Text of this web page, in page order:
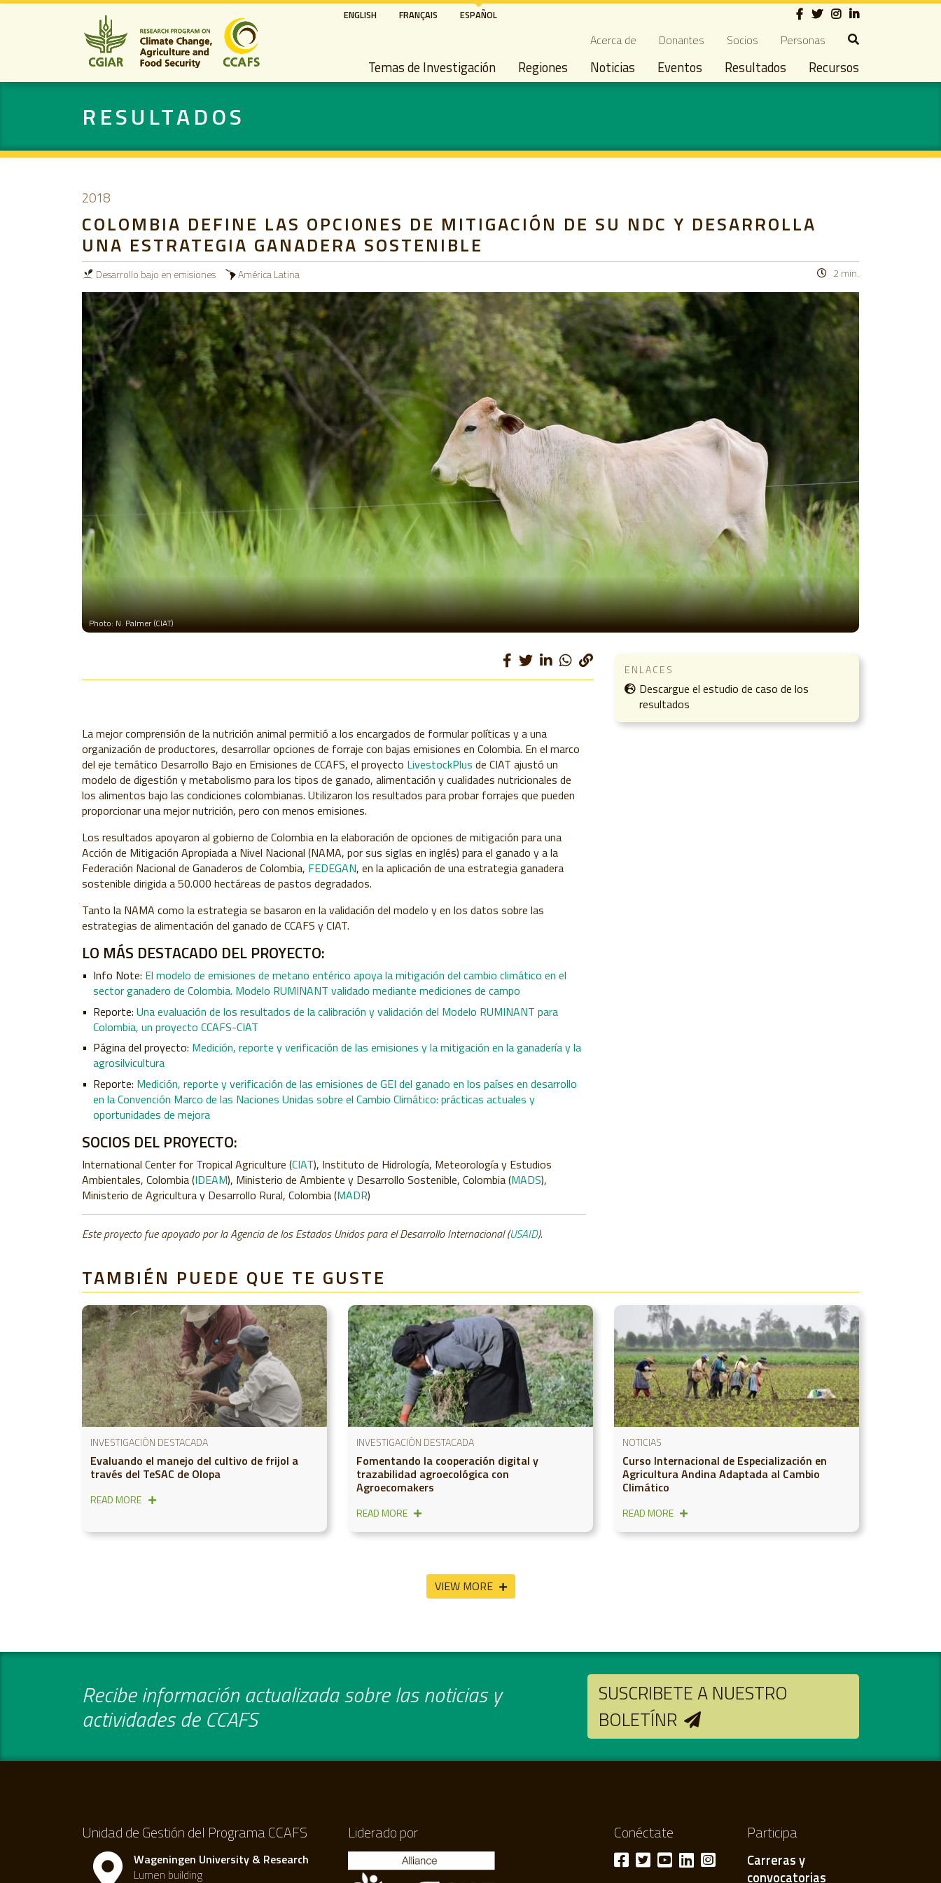
Pasar
principal
ENGLISH FRANÇAIS ESPAÑOL Social
Secondary navigation
Acerca de Donantes Socios Personas
Main navigation
Temas de Investigación Regiones Noticias Eventos Resultados Recursos
RESULTADOS
2018
COLOMBIA DEFINE LAS OPCIONES DE MITIGACIÓN DE SU NDC Y DESARROLLA
UNA ESTRATEGIA GANADERA SOSTENIBLE
Desarrollo bajo en emisiones América Latina 2 min.
Photo: N. Palmer (CIAT)
La mejor comprensión de la nutrición animal permitió a los encargados de formular políticas y a una
organización de productores, desarrollar opciones de forraje con bajas emisiones en Colombia. En el marco
del eje temático Desarrollo Bajo en Emisiones de CCAFS, el proyecto LivestockPlus de CIAT ajustó un
modelo de digestión y metabolismo para los tipos de ganado, alimentación y cualidades nutricionales de
los alimentos bajo las condiciones colombianas. Utilizaron los resultados para probar forrajes que pueden
proporcionar una mejor nutrición, pero con menos emisiones.
Los resultados apoyaron al gobierno de Colombia en la elaboración de opciones de mitigación para una
Acción de Mitigación Apropiada a Nivel Nacional (NAMA, por sus siglas en inglés) para el ganado y a la
Federación Nacional de Ganaderos de Colombia, FEDEGAN, en la aplicación de una estrategia ganadera
sostenible dirigida a 50.000 hectáreas de pastos degradados.
Tanto la NAMA como la estrategia se basaron en la validación del modelo y en los datos sobre las
estrategias de alimentación del ganado de CCAFS y CIAT.
LO MÁS DESTACADO DEL PROYECTO:
Info Note: El modelo de emisiones de metano entérico apoya la mitigación del cambio climático en el
sector ganadero de Colombia. Modelo RUMINANT validado mediante mediciones de campo
Reporte: Una evaluación de los resultados de la calibración y validación del Modelo RUMINANT para
Colombia, un proyecto CCAFS-CIAT
Página del proyecto: Medición, reporte y verificación de las emisiones y la mitigación en la ganadería y la
agrosilvicultura
Reporte: Medición, reporte y verificación de las emisiones de GEI del ganado en los países en desarrollo
en la Convención Marco de las Naciones Unidas sobre el Cambio Climático: prácticas actuales y
oportunidades de mejora
SOCIOS DEL PROYECTO:
International Center for Tropical Agriculture (CIAT), Instituto de Hidrología, Meteorología y Estudios
Ambientales, Colombia (IDEAM), Ministerio de Ambiente y Desarrollo Sostenible, Colombia (MADS),
Ministerio de Agricultura y Desarrollo Rural, Colombia (MADR)
Este proyecto fue apoyado por la Agencia de los Estados Unidos para el Desarrollo Internacional (USAID).
ENLACES
Descargue el estudio de caso de los
resultados
TAMBIÉN PUEDE QUE TE GUSTE
INVESTIGACIÓN DESTACADA
Evaluando el manejo del cultivo de frijol a
través del TeSAC de Olopa
READ MORE
INVESTIGACIÓN DESTACADA
Fomentando la cooperación digital y
trazabilidad agroecológica con
Agroecomakers
READ MORE
NOTICIAS
Curso Internacional de Especialización en
Agricultura Andina Adaptada al Cambio
Climático
READ MORE
VIEW MORE
Recibe información actualizada sobre las noticias y
actividades de CCAFS
SUSCRIBETE A NUESTRO
BOLETÍNR
Unidad de Gestión del Programa CCAFS
Wageningen University & Research
Lumen building
Liderado por Conéctate Participa
Carreras y
convocatorias